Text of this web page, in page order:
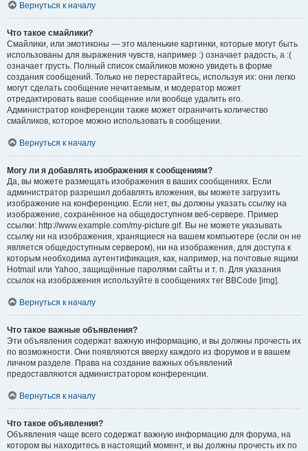
Вернуться к началу
Что такое смайлики?
Смайлики, или эмотиконы — это маленькие картинки, которые могут быть
использованы для выражения чувств, например :) означает радость, а :(
означает грусть. Полный список смайликов можно увидеть в форме
создания сообщений. Только не перестарайтесь, используя их: они легко
могут сделать сообщение нечитаемым, и модератор может
отредактировать ваше сообщение или вообще удалить его.
Администратор конференции также может ограничить количество
смайликов, которое можно использовать в сообщении.
Вернуться к началу
Могу ли я добавлять изображения к сообщениям?
Да, вы можете размещать изображения в ваших сообщениях. Если
администратор разрешил добавлять вложения, вы можете загрузить
изображение на конференцию. Если нет, вы должны указать ссылку на
изображение, сохранённое на общедоступном веб-сервере. Пример
ссылки: http://www.example.com/my-picture.gif. Вы не можете указывать
ссылку ни на изображения, хранящиеся на вашем компьютере (если он не
является общедоступным сервером), ни на изображения, для доступа к
которым необходима аутентификация, как, например, на почтовые ящики
Hotmail или Yahoo, защищённые паролями сайты и т. п. Для указания
ссылок на изображения используйте в сообщениях тег BBCode [img].
Вернуться к началу
Что такое важные объявления?
Эти объявления содержат важную информацию, и вы должны прочесть их
по возможности. Они появляются вверху каждого из форумов и в вашем
личном разделе. Права на создание важных объявлений
предоставляются администратором конференции.
Вернуться к началу
Что такое объявления?
Объявления чаще всего содержат важную информацию для форума, на
котором вы находитесь в настоящий момент, и вы должны прочесть их по